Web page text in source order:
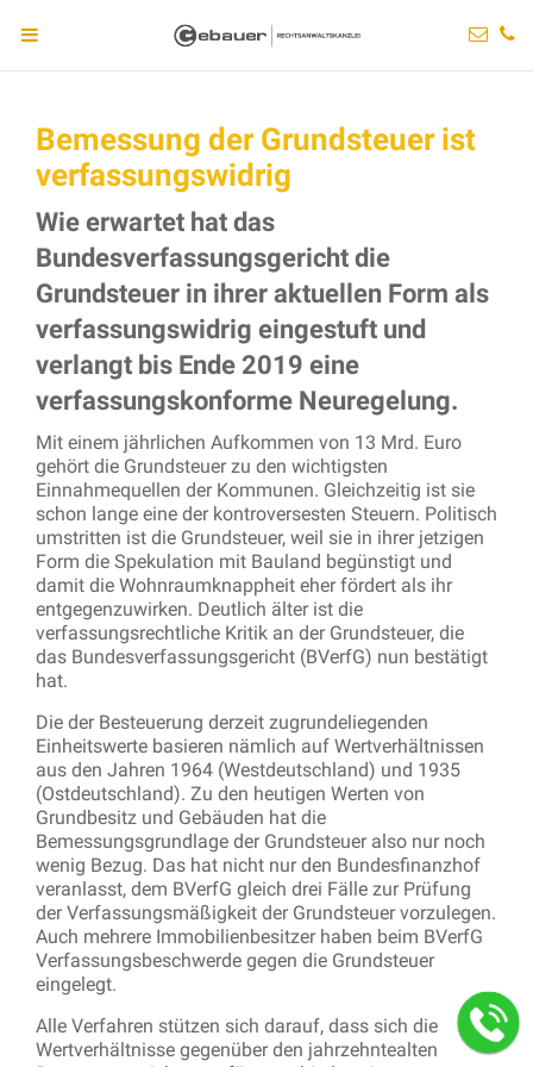
Bemessung der Grundsteuer ist
verfassungswidrig
Wie erwartet hat das
Bundesverfassungsgericht die
Grundsteuer in ihrer aktuellen Form als
verfassungswidrig eingestuft und
verlangt bis Ende 2019 eine
verfassungskonforme Neuregelung.
Mit einem jährlichen Aufkommen von 13 Mrd. Euro
gehört die Grundsteuer zu den wichtigsten
Einnahmequellen der Kommunen. Gleichzeitig ist sie
schon lange eine der kontroversesten Steuern. Politisch
umstritten ist die Grundsteuer, weil sie in ihrer jetzigen
Form die Spekulation mit Bauland begünstigt und
damit die Wohnraumknappheit eher fördert als ihr
entgegenzuwirken. Deutlich älter ist die
verfassungsrechtliche Kritik an der Grundsteuer, die
das Bundesverfassungsgericht (BVerfG) nun bestätigt
hat.
Die der Besteuerung derzeit zugrundeliegenden
Einheitswerte basieren nämlich auf Wertverhältnissen
aus den Jahren 1964 (Westdeutschland) und 1935
(Ostdeutschland). Zu den heutigen Werten von
Grundbesitz und Gebäuden hat die
Bemessungsgrundlage der Grundsteuer also nur noch
wenig Bezug. Das hat nicht nur den Bundesfinanzhof
veranlasst, dem BVerfG gleich drei Fälle zur Prüfung
der Verfassungsmäßigkeit der Grundsteuer vorzulegen.
Auch mehrere Immobilienbesitzer haben beim BVerfG
Verfassungsbeschwerde gegen die Grundsteuer
eingelegt.
Alle Verfahren stützen sich darauf, dass sich die
Wertverhältnisse gegenüber den jahrzehntealten